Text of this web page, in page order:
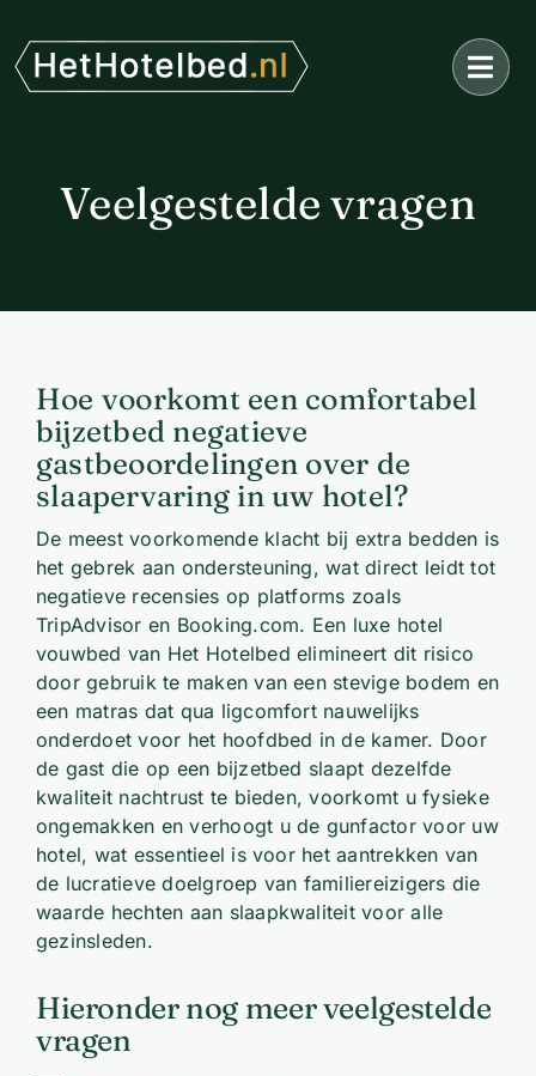
naar
inhoud
Veelgestelde vragen
Hoe voorkomt een comfortabel
bijzetbed negatieve
gastbeoordelingen over de
slaapervaring in uw hotel?
De meest voorkomende klacht bij extra bedden is
het gebrek aan ondersteuning, wat direct leidt tot
negatieve recensies op platforms zoals
TripAdvisor en Booking.com. Een luxe hotel
vouwbed van Het Hotelbed elimineert dit risico
door gebruik te maken van een stevige bodem en
een matras dat qua ligcomfort nauwelijks
onderdoet voor het hoofdbed in de kamer. Door
de gast die op een bijzetbed slaapt dezelfde
kwaliteit nachtrust te bieden, voorkomt u fysieke
ongemakken en verhoogt u de gunfactor voor uw
hotel, wat essentieel is voor het aantrekken van
de lucratieve doelgroep van familiereizigers die
waarde hechten aan slaapkwaliteit voor alle
gezinsleden.
Hieronder nog meer veelgestelde
vragen